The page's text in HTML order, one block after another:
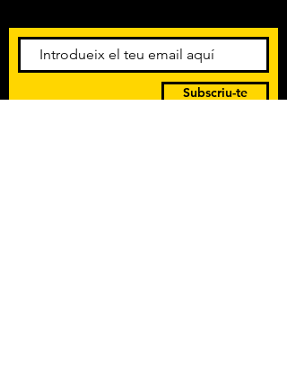
Subscriu-te